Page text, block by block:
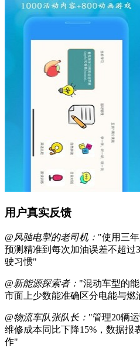
用户真实反馈
@风驰电掣的老司机： "使用三
预测精准到每次加油误差不超过
驶习惯"
@新能源探索者： "混动车型的
市面上少数能准确区分电能与燃
@物流车队张队长： "管理20辆
维修成本同比下降15%，数据报
作"